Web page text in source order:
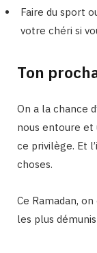
Faire du sport
votre chéri si
Ton
On a la chance
nous entoure et
ce privilège. Et
choses.
Ce Ramadan,
les plus